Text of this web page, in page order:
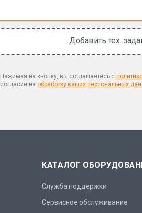
Добавить тех.
Нажимая на кнопку, вы соглашаетесь с
согласие на обработку ваших персональных
КАТАЛОГ
Служба поддержки
Сервисное обслуживание